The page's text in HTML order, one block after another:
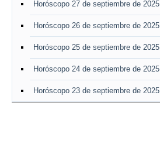
Horóscopo 27 de septiembre de 2025
Horóscopo 26 de septiembre de 2025
Horóscopo 25 de septiembre de 2025
Horóscopo 24 de septiembre de 2025
Horóscopo 23 de septiembre de 2025